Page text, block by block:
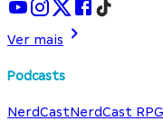
Ver mais
Podcasts
NerdCastNerdCast RPG